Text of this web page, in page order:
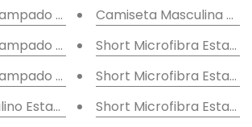
Variados
Sortidos
Vários
Estampa Leaf
Camiseta Masculina
Short Microfibra
Short Microfibra
Short Microfibra